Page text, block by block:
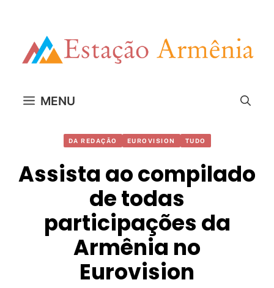
MENU
DA REDAÇÃO EUROVISION TUDO
Assista ao compilado
de todas
participações da
Armênia no
Eurovision